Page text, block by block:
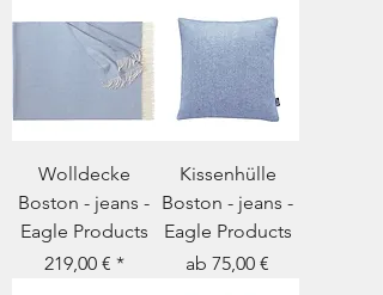
Wolldecke
Boston - jeans -
Eagle Products
Preis
219,00 €
Kissenhülle
Boston - jeans -
Eagle Products
ab 75,00 €
Sale-Preis